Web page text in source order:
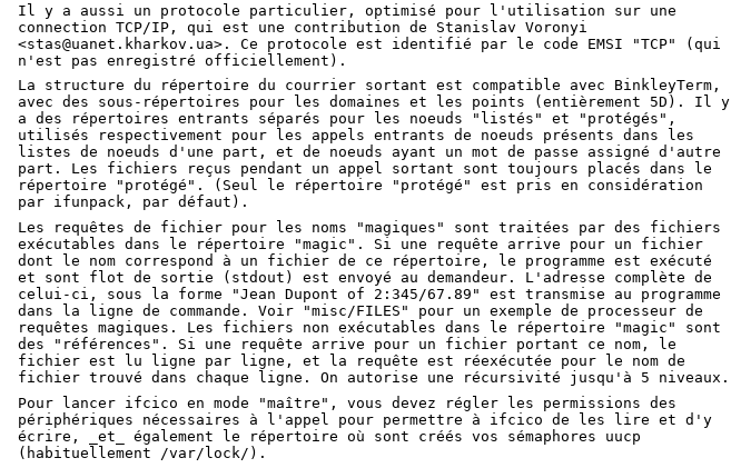
Il y a aussi un protocole particulier, optimisé pour l'utilisation sur une
connection TCP/IP, qui est une contribution de Stanislav Voronyi
<stas@uanet.kharkov.ua>. Ce protocole est identifié par le code EMSI "TCP" (qui
n'est pas enregistré officiellement).
La structure du répertoire du courrier sortant est compatible avec BinkleyTerm,
avec des sous-répertoires pour les domaines et les points (entièrement 5D). Il y
a des répertoires entrants séparés pour les noeuds "listés" et "protégés",
utilisés respectivement pour les appels entrants de noeuds présents dans les
listes de noeuds d'une part, et de noeuds ayant un mot de passe assigné d'autre
part. Les fichiers reçus pendant un appel sortant sont toujours placés dans le
répertoire "protégé". (Seul le répertoire "protégé" est pris en considération
par ifunpack, par défaut).
Les requêtes de fichier pour les noms "magiques" sont traitées par des fichiers
exécutables dans le répertoire "magic". Si une requête arrive pour un fichier
dont le nom correspond à un fichier de ce répertoire, le programme est exécuté
et sont flot de sortie (stdout) est envoyé au demandeur. L'adresse complète de
celui-ci, sous la forme "Jean Dupont of 2:345/67.89" est transmise au programme
dans la ligne de commande. Voir "misc/FILES" pour un exemple de processeur de
requêtes magiques. Les fichiers non exécutables dans le répertoire "magic" sont
des "références". Si une requête arrive pour un fichier portant ce nom, le
fichier est lu ligne par ligne, et la requête est réexécutée pour le nom de
fichier trouvé dans chaque ligne. On autorise une récursivité jusqu'à 5 niveaux.
Pour lancer ifcico en mode "maître", vous devez régler les permissions des
périphériques nécessaires à l'appel pour permettre à ifcico de les lire et d'y
écrire, _et_ également le répertoire où sont créés vos sémaphores uucp
(habituellement /var/lock/).